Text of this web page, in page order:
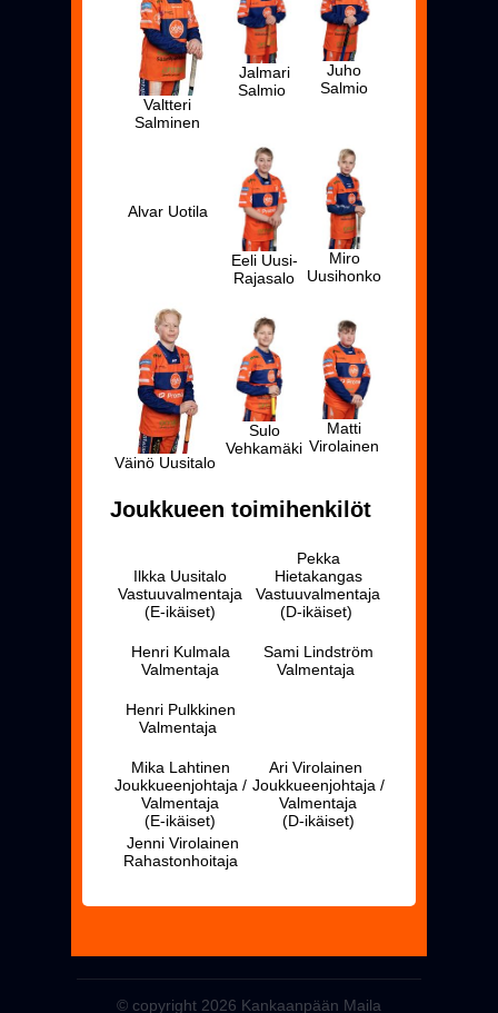
Valtteri
Salminen
Jalmari
Salmio
Juho
Salmio
Alvar Uotila
Eeli Uusi-
Rajasalo
Miro
Uusihonko
Väinö Uusitalo
Sulo
Vehkamäki
Matti
Virolainen
Joukkueen toimihenkilöt
Ilkka Uusitalo
Vastuuvalmentaja
(E-ikäiset)
Pekka
Hietakangas
Vastuuvalmentaja
(D-ikäiset)
Henri Kulmala
Valmentaja
Sami Lindström
Valmentaja
Henri Pulkkinen
Valmentaja
Mika Lahtinen
Joukkueenjohtaja /
Valmentaja
(E-ikäiset)
Ari Virolainen
Joukkueenjohtaja /
Valmentaja
(D-ikäiset)
Jenni Virolainen
Rahastonhoitaja
© copyright 2026 Kankaanpään Maila